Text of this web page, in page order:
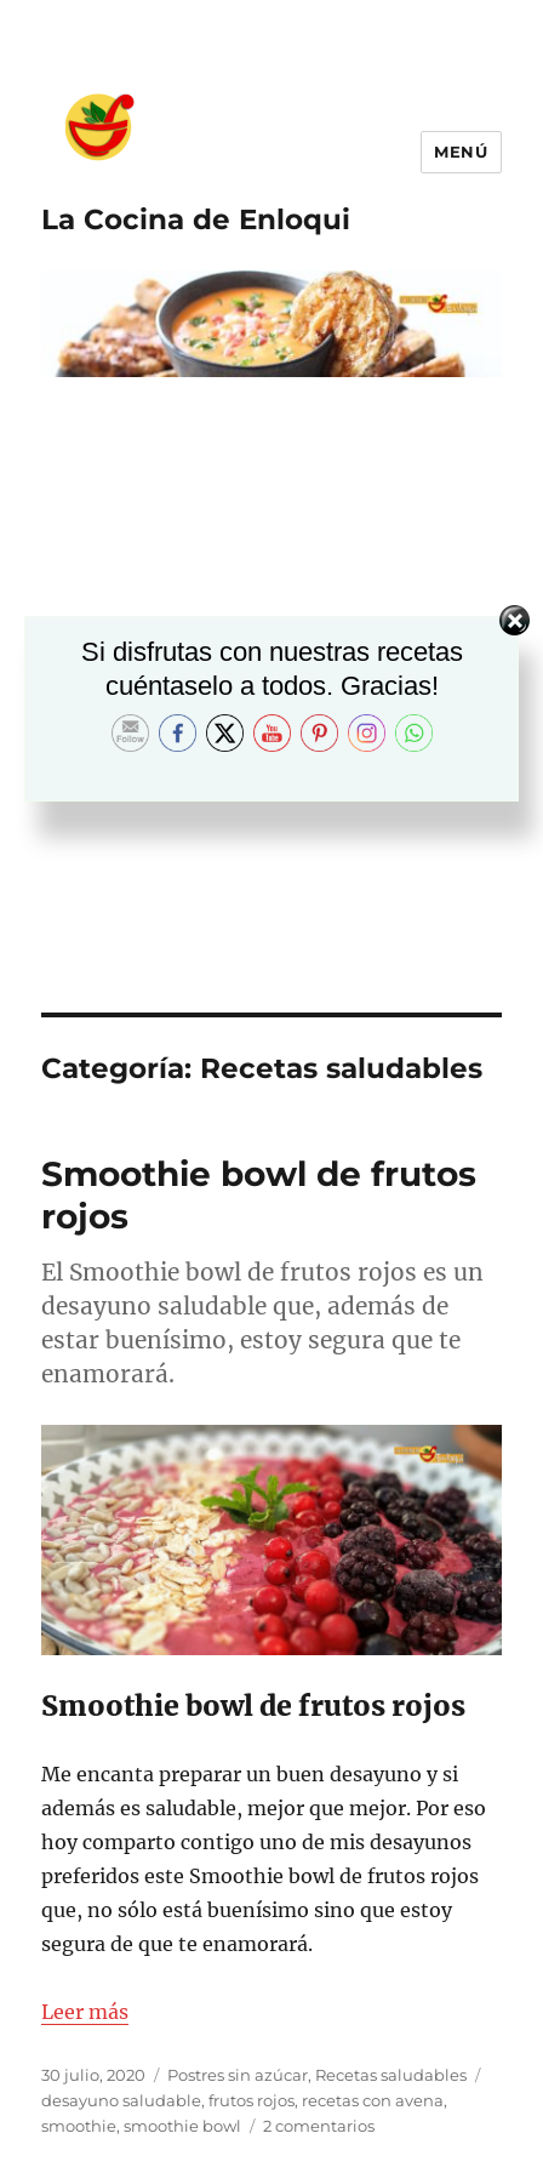
La Cocina de Enloqui
MENÚ
Categoría: Recetas saludables
Smoothie bowl de frutos
rojos
El Smoothie bowl de frutos rojos es un
desayuno saludable que, además de
estar buenísimo, estoy segura que te
enamorará.
Smoothie bowl de frutos rojos
Me encanta preparar un buen desayuno y si
además es saludable, mejor que mejor. Por eso
hoy comparto contigo uno de mis desayunos
preferidos este Smoothie bowl de frutos rojos
que, no sólo está buenísimo sino que estoy
segura de que te enamorará.
Leer más
Publicado
el
30 julio, 2020 Categorías
Postres sin azúcar, Recetas saludables
desayuno saludable,frutos rojos, recetas con avena,
smoothie,smoothie bowl 2 comentariosen
Si disfrutas con nuestras recetas
cuéntaselo a todos. Gracias!